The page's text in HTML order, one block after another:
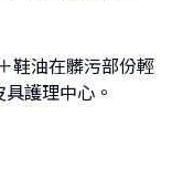
鞋油在髒污部份輕
護理中心。